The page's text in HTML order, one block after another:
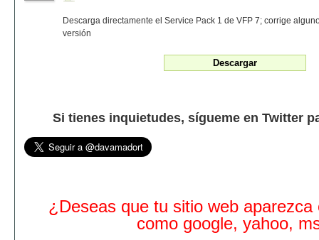
Descarga directamente el Service Pack 1 de VFP 7; corrige
versión
Si tienes inquietudes, sígueme en Twitter
¿Deseas que tu sitio web aparezca
como google, yahoo,